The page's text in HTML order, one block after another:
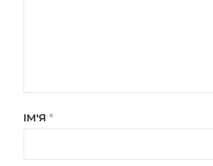
ІМ'Я *